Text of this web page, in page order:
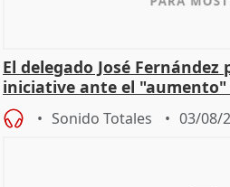
El delegado José Fernández
iniciative ante el "aumento"
hogar en Madri
Sonido Totales 03/08/